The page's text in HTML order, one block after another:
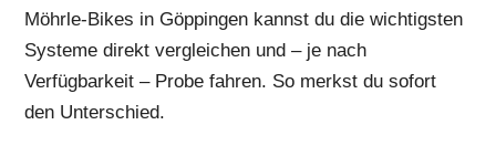
Möhrle-Bikes in Göppingen kannst du die wichtigsten
Systeme direkt vergleichen und – je nach
Verfügbarkeit – Probe fahren. So merkst du sofort
den Unterschied.